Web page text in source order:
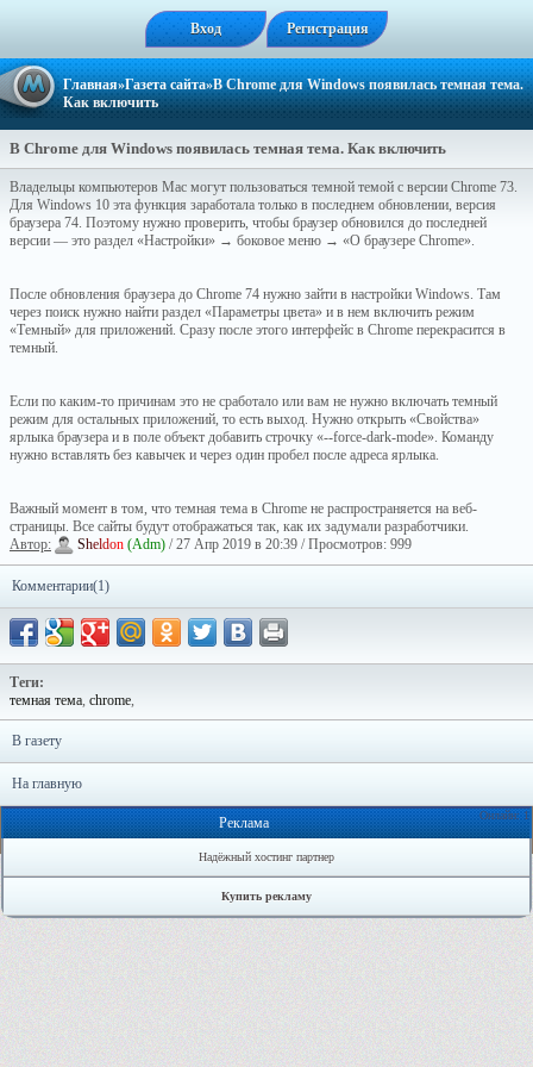
Вход Регистрация
Главная»Газета сайта»В Chrome для Windows появилась темная тема.
Как включить
В Chrome для Windows появилась темная тема. Как включить
Владельцы компьютеров Mac могут пользоваться темной темой с версии Chrome 73.
Для Windows 10 эта функция заработала только в последнем обновлении, версия
браузера 74. Поэтому нужно проверить, чтобы браузер обновился до последней
версии — это раздел «Настройки» → боковое меню → «О браузере Chrome».
После обновления браузера до Chrome 74 нужно зайти в настройки Windows. Там
через поиск нужно найти раздел «Параметры цвета» и в нем включить режим
«Темный» для приложений. Сразу после этого интерфейс в Chrome перекрасится в
темный.
Если по каким-то причинам это не сработало или вам не нужно включать темный
режим для остальных приложений, то есть выход. Нужно открыть «Свойства»
ярлыка браузера и в поле объект добавить строчку «--force-dark-mode». Команду
нужно вставлять без кавычек и через один пробел после адреса ярлыка.
Важный момент в том, что темная тема в Chrome не распространяется на веб-
страницы. Все сайты будут отображаться так, как их задумали разработчики.
Автор:
Sheldon (Adm) / 27 Апр 2019 в 20:39 / Просмотров: 999
Комментарии(1)
Теги:
темная тема, chrome,
В газету
На главную
Онлайн: 1
Реклама
Надёжный хостинг партнер
Купить рекламу